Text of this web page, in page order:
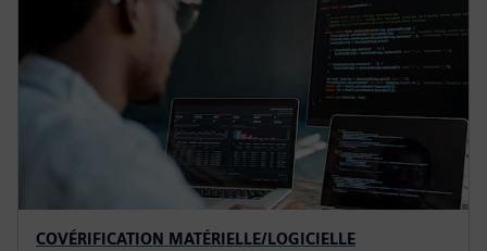
COVÉRIFICATION MATÉRIELLE/LOGICIELLE